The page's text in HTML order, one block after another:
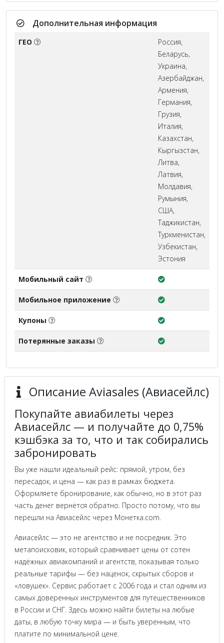
Дополнительная информация
ГЕО
Россия,
Беларусь,
Украина,
Азербайджан,
Армения,
Германия,
Грузия,
Италия,
Казахстан,
Кыргызстан,
Литва,
Латвия,
Молдавия,
Румыния,
США,
Таджикистан,
Туркменистан,
Узбекистан,
Эстония
Мобильный сайт
Мобильное приложение
Купоны
Потерянные заказы
Описание Aviasales (Авиасейлс)
Покупайте авиабилеты через
Авиасейлс — и получайте до 0,75%
кэшбэка за то, что и так собирались
забронировать
Вы уже нашли идеальный рейс: прямой, утром, без
пересадок, и цена — как раз в рамках бюджета.
Оформляете бронирование, как обычно, но в этот раз
часть денег вернётся обратно. Просто потому, что вы
перешли на Авиасейлс через Монетка.com.
Авиасейлс — это не агентство и не посредник. Это
метапоисковик, который сравнивает цены от сотен
надёжных авиакомпаний и агентств, показывая только
реальные тарифы — без наценок, скрытых сборов и
«ловушек». Сервис работает с 2006 года и стал одним из
самых доверенных инструментов для путешественников
в России и СНГ. Здесь можно найти билеты на любые
даты, в любую точку мира — и быть уверенным, что
платите по минимальной цене.